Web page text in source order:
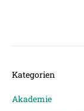
Kategorien
Akademie